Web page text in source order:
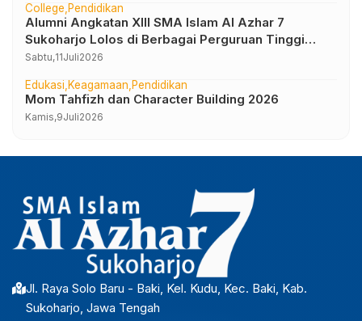
College Pendidikan
Alumni Angkatan XIII SMA Islam Al Azhar 7
Sukoharjo Lolos di Berbagai Perguruan Tinggi
Negeri dan Luar Negeri
Sabtu,11Juli2026
Edukasi Keagamaan Pendidikan
Mom Tahfizh dan Character Building 2026
Kamis,9Juli2026
Jl. Raya Solo Baru - Baki, Kel. Kudu, Kec. Baki, Kab.
Sukoharjo, Jawa Tengah